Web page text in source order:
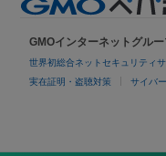
GMOインターネットグル
世界初総合ネットセキュリティ
実在証明・盗聴対策 サイバ